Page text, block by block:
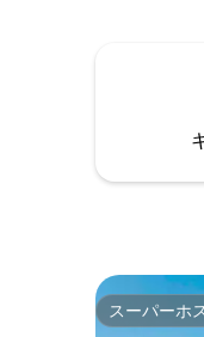
周辺にはス
トランがあ
にも近いで
スーパーホ
スーパーホ